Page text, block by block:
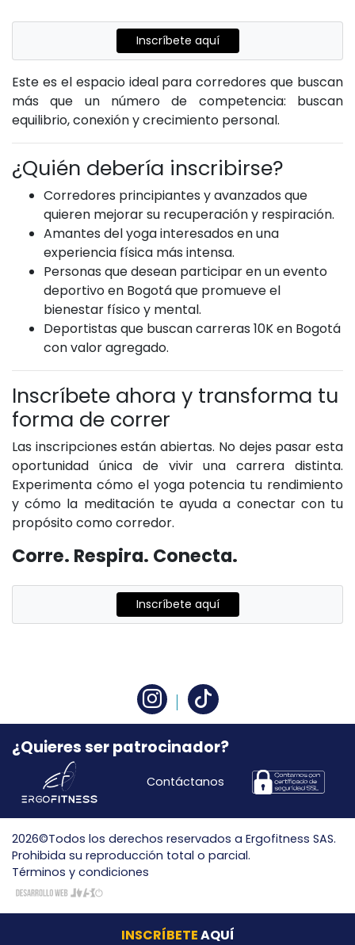
Inscríbete aquí
Este es el espacio ideal para corredores que buscan
más que un número de competencia: buscan
equilibrio, conexión y crecimiento personal.
¿Quién debería inscribirse?
Corredores principiantes y avanzados que
quieren mejorar su recuperación y respiración.
Amantes del yoga interesados en una
experiencia física más intensa.
Personas que desean participar en un evento
deportivo en Bogotá que promueve el
bienestar físico y mental.
Deportistas que buscan carreras 10K en Bogotá
con valor agregado.
Inscríbete ahora y transforma tu
forma de correr
Las inscripciones están abiertas. No dejes pasar esta
oportunidad única de vivir una carrera distinta.
Experimenta cómo el yoga potencia tu rendimiento
y cómo la meditación te ayuda a conectar con tu
propósito como corredor.
Corre. Respira. Conecta.
Inscríbete aquí
¿Quieres ser patrocinador?
Contáctanos
2026©Todos los derechos reservados a Ergofitness SAS.
Prohibida su reproducción total o parcial.
Términos y condiciones
INSCRÍBETEAQUÍ